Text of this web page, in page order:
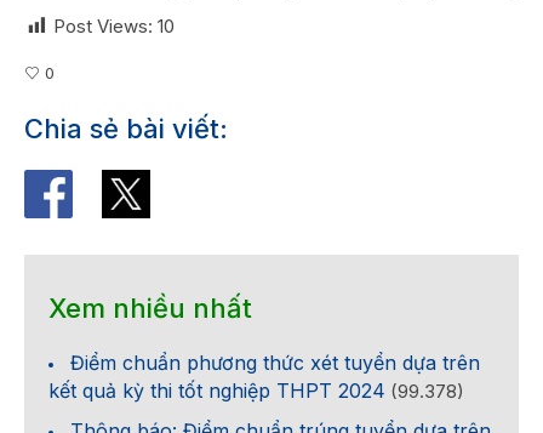
Post Views: 10
0
Chia sẻ bài viết:
Xem nhiều nhất
Điểm chuẩn phương thức xét tuyển dựa trên
kết quả kỳ thi tốt nghiệp THPT 2024 (99.378)